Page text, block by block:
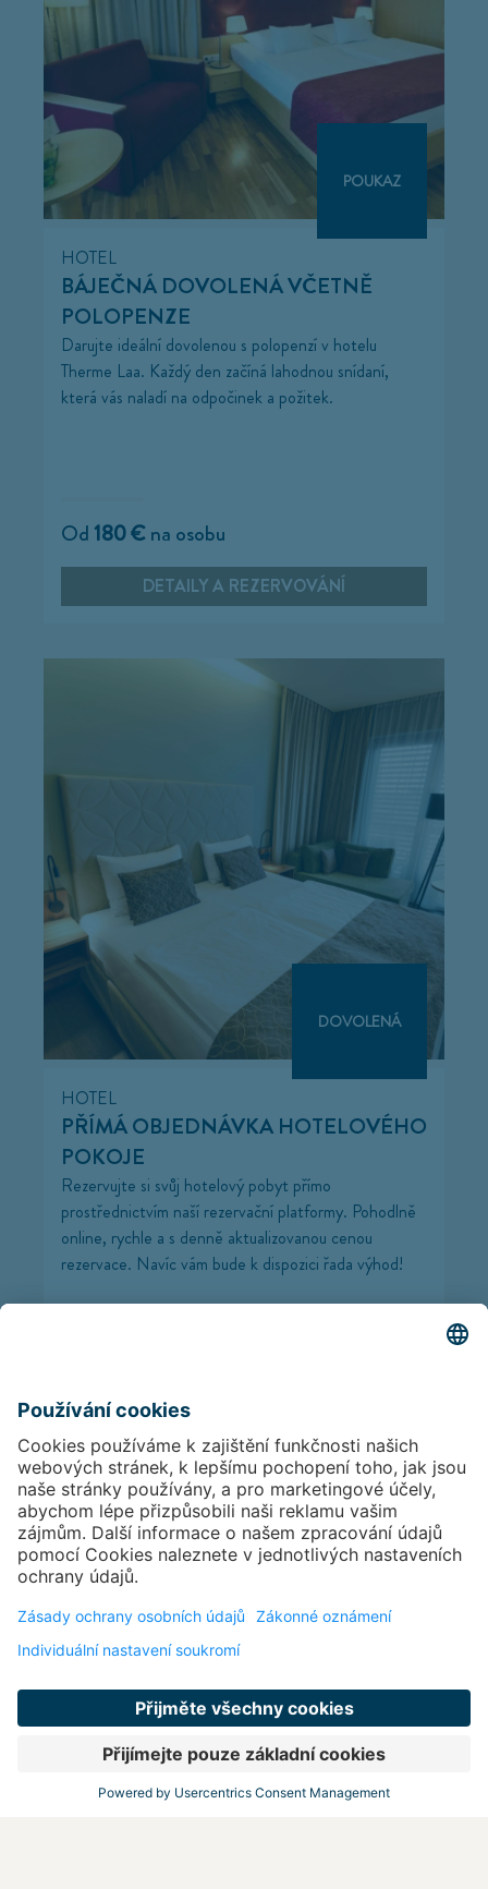
POUKAZ
HOTEL
BÁJEČNÁ DOVOLENÁ VČETNĚ
POLOPENZE
Darujte ideální dovolenou s polopenzí v hotelu
Therme Laa. Každý den začíná lahodnou snídaní,
která vás naladí na odpočinek a požitek.
Od 180 €na osobu
DETAILY A REZERVOVÁNÍ
DOVOLENÁ
HOTEL
PŘÍMÁ OBJEDNÁVKA HOTELOVÉHO
POKOJE
Rezervujte si svůj hotelový pobyt přímo
prostřednictvím naší rezervační platformy. Pohodlně
online, rychle a s denně aktualizovanou cenou
rezervace. Navíc vám bude k dispozici řada výhod!
REZERVOVAT NYNÍ
NEJOBLÍBENĚJŠÍ NABÍDKY
Užijte si dovolenou
Objevte všechny prázdninové nabídky v Therme Laa –
Hotel & SILENT SPA a udělejte ze svého pobytu
nezapomenutelný zážitek.